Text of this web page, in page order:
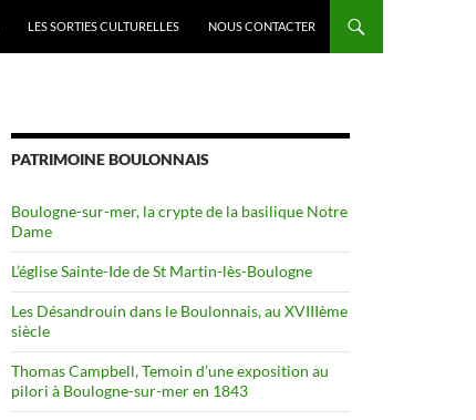
LES SORTIES CULTURELLES NOUS CONTACTER
PATRIMOINE BOULONNAIS
Boulogne-sur-mer, la crypte de la basilique Notre
Dame
L’église Sainte-Ide de St Martin-lès-Boulogne
Les Désandrouin dans le Boulonnais, au XVIIIème
siècle
Thomas Campbell, Temoin d’une exposition au
pilori à Boulogne-sur-mer en 1843